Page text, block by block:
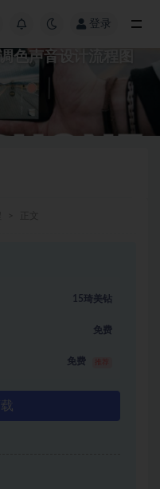
登录
色声音设计流程图
15琦美钻
免费
免费